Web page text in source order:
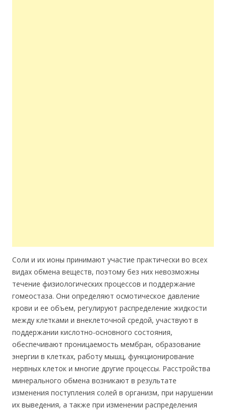
Соли и их ионы принимают участие практически во всех
видах обмена веществ, поэтому без них невозможны
течение физиологических процессов и поддержание
гомеостаза. Они определяют осмотическое давление
крови и ее объем, регулируют распределение жидкости
между клетками и внеклеточной средой, участвуют в
поддержании кислотно-основного состояния,
обеспечивают проницаемость мембран, образование
энергии в клетках, работу мышц, функционирование
нервных клеток и многие другие процессы. Расстройства
минерального обмена возникают в результате
изменения поступления солей в организм, при нарушении
их выведения, а также при изменении распределения